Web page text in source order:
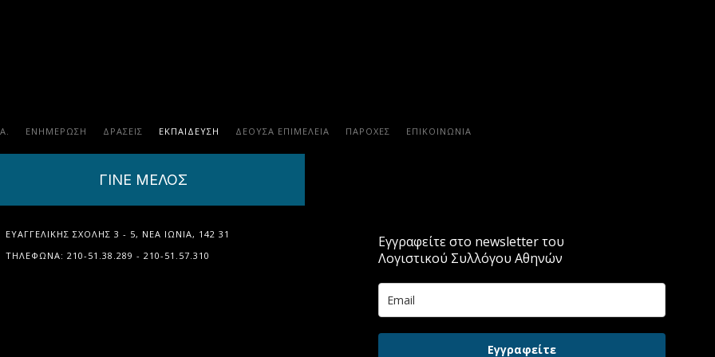
ΕΝΗΜΕΡΩΣΗ ΔΡΑΣΕΙΣ ΕΚΠΑΊΔΕΥΣΗ ΔΕΟΥΣΑ ΕΠΙΜΕΛΕΙΑ ΠΑΡΟΧΈΣ ΕΠΙΚΟΙΝΩΝΊΑ
ΓΙΝΕ ΜΕΛΟΣ
ΕΥΑΓΓΕΛΙΚΉΣ ΣΧΟΛΉΣ 3 - 5, ΝΈΑ ΙΩΝΊΑ, 142 31
ΤΗΛΈΦΩΝΑ: 210-51.38.289 - 210-51.57.310
Εγγραφείτε στο newsletter του
Λογιστικού Συλλόγου Αθηνών
Εγγραφείτε